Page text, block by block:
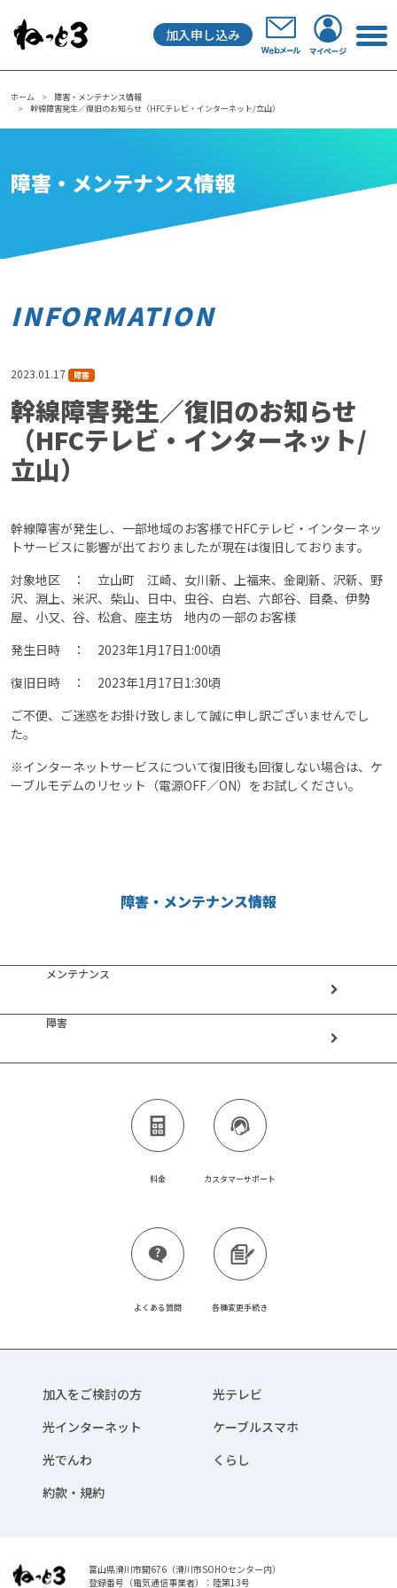
メインナビゲーション
加入申し込み
ホーム
障害・メンテナンス情報
幹線障害発生／復旧のお知らせ（HFCテレビ・インターネット/立山）
障害・メンテナンス情報
INFORMATION
2023.01.17 障害
幹線障害発生／復旧のお知らせ
（HFCテレビ・インターネット/
立山）
幹線障害が発生し、一部地域のお客様でHFCテレビ・インターネッ
トサービスに影響が出ておりましたが現在は復旧しております。
対象地区 ： 立山町 江崎、女川新、上福来、金剛新、沢新、野
沢、淵上、米沢、柴山、日中、虫谷、白岩、六郎谷、目桑、伊勢
屋、小又、谷、松倉、座主坊 地内の一部のお客様
発生日時 ： 2023年1月17日1:00頃
復旧日時 ： 2023年1月17日1:30頃
ご不便、ご迷惑をお掛け致しまして誠に申し訳ございませんでし
た。
※インターネットサービスについて復旧後も回復しない場合は、ケ
ーブルモデムのリセット（電源OFF／ON）をお試しください。
障害・メンテナンス情報
メンテナンス
障害
料金 カスタマーサポート
よくある質問 各種変更手続き
加入をご検討の方
光テレビ
光インターネット
ケーブルスマホ
光でんわ
くらし
約款・規約
富山県滑川市開676（滑川市SOHOセンター内）
登録番号（電気通信事業者）：陸第13号